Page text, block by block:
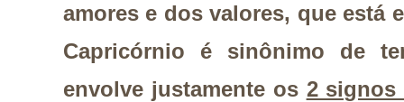
amores e dos valores, que está
Capricórnio é sinônimo de
envolve justamente os 2 signos